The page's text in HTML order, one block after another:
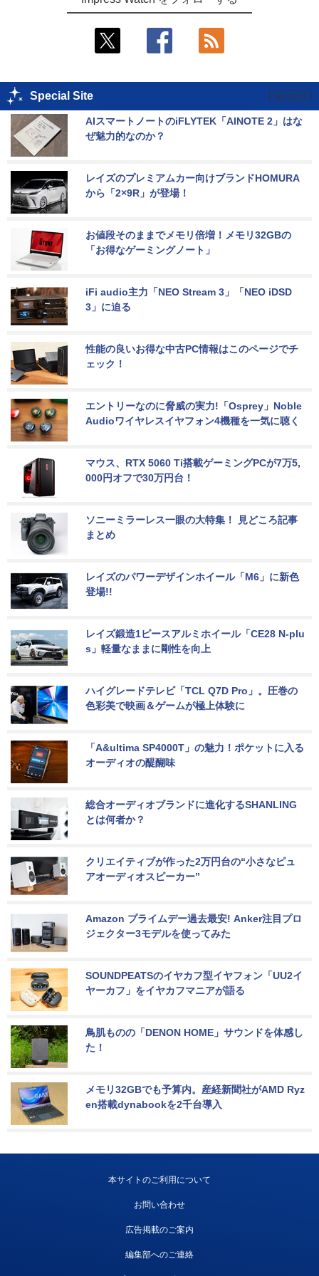
Special Site
AIスマートノートのiFLYTEK「AINOTE 2」はな
ぜ魅力的なのか？
レイズのプレミアムカー向けブランドHOMURA
から「2×9R」が登場！
お値段そのままでメモリ倍増！メモリ32GBの
「お得なゲーミングノート」
iFi audio主力「NEO Stream 3」「NEO iDSD
3」に迫る
性能の良いお得な中古PC情報はこのページでチ
ェック！
エントリーなのに脅威の実力!「Osprey」Noble
Audioワイヤレスイヤフォン4機種を一気に聴く
マウス、RTX 5060 Ti搭載ゲーミングPCが7万5,
000円オフで30万円台！
ソニーミラーレス一眼の大特集！ 見どころ記事
まとめ
レイズのパワーデザインホイール「M6」に新色
登場!!
レイズ鍛造1ピースアルミホイール「CE28 N-plu
s」軽量なままに剛性を向上
ハイグレードテレビ「TCL Q7D Pro」。圧巻の
色彩美で映画＆ゲームが極上体験に
「A&ultima SP4000T」の魅力！ポケットに入る
オーディオの醍醐味
総合オーディオブランドに進化するSHANLING
とは何者か？
クリエイティブが作った2万円台の“小さなピュ
アオーディオスピーカー”
Amazon プライムデー過去最安! Anker注目プロ
ジェクター3モデルを使ってみた
SOUNDPEATSのイヤカフ型イヤフォン「UU2イ
ヤーカフ」をイヤカフマニアが語る
鳥肌ものの「DENON HOME」サウンドを体感し
た！
メモリ32GBでも予算内。産経新聞社がAMD Ryz
en搭載dynabookを2千台導入
本サイトのご利用について
お問い合わせ
広告掲載のご案内
編集部へのご連絡